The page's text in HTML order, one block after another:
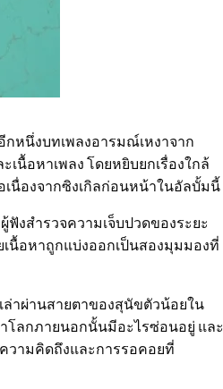
อีกหนึ่งบทเพลงอารมณ์เหงาจาก
เนื้อหาเพลง โดยหยิบยกเรื่องใกล้
เนื่องจากซิงเกิลก่อนหน้าในอัลบั้มนี้
ฟังสำรวจความเจ็บปวดของระยะ
เนื้อหาถูกแบ่งออกเป็นสองมุมมองที่
ล่าผ่านสายตาของสุนัขตัวน้อยใน
โลกภายนอกนั้นมีอะไรซ่อนอยู่ และ
ความคิดถึงและการรอคอยที่